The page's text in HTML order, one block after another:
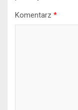
Komentarz *